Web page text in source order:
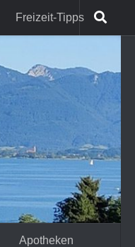
Freizeit-Tipps
Apotheken